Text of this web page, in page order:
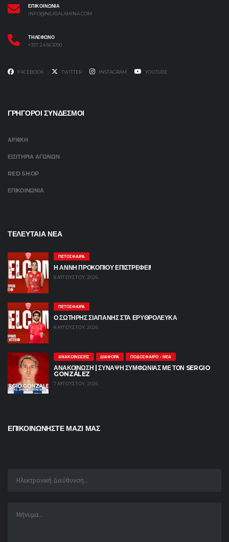
ΕΠΙΚΟΙΝΩΝΙΑ
INFO@NEASALAMINA.COM
ΤΗΛΕΦΩΝΟ
+357 24 663090
FACEBOOK TWITTER INSTAGRAM YOUTUBE
ΓΡΗΓΟΡΟΙ ΣΥΝΔΕΣΜΟΙ
ΑΡΧΙΚΗ
ΕΙΣΙΤΗΡΙΑ ΑΓΩΝΩΝ
RED SHOP
ΕΠΙΚΟΙΝΩΝΙΑ
ΤΕΛΕΥΤΑΙΑ ΝΕΑ
ΠΕΤΌΣΦΑΙΡΑ
Η ΑΝΝΗ ΠΡΟΚΟΠΙΟΥ ΕΠΙΣΤΡΕΦΕΙ!
8 ΑΥΓΟΎΣΤΟΥ, 2026
ΠΕΤΌΣΦΑΙΡΑ
Ο ΣΩΤΗΡΗΣ ΣΙΑΠΑΝΗΣ ΣΤΑ ΕΡΥΘΡΟΛΕΥΚΑ
8 ΑΥΓΟΎΣΤΟΥ, 2026
ΑΝΑΚΟΙΝΏΣΕΙΣ ΔΙΆΦΟΡΑ ΠΟΔΌΣΦΑΙΡΟ - ΝΈΑ
ΑΝΑΚΟΙΝΩΣΗ | ΣΎΝΑΨΗ ΣΥΜΦΩΝΊΑΣ ΜΕ ΤΟΝ SERGIO
GONZÁLEZ
7 ΑΥΓΟΎΣΤΟΥ, 2026
ΕΠΙΚΟΙΝΩΝΗΣΤΕ ΜΑΖΙ ΜΑΣ